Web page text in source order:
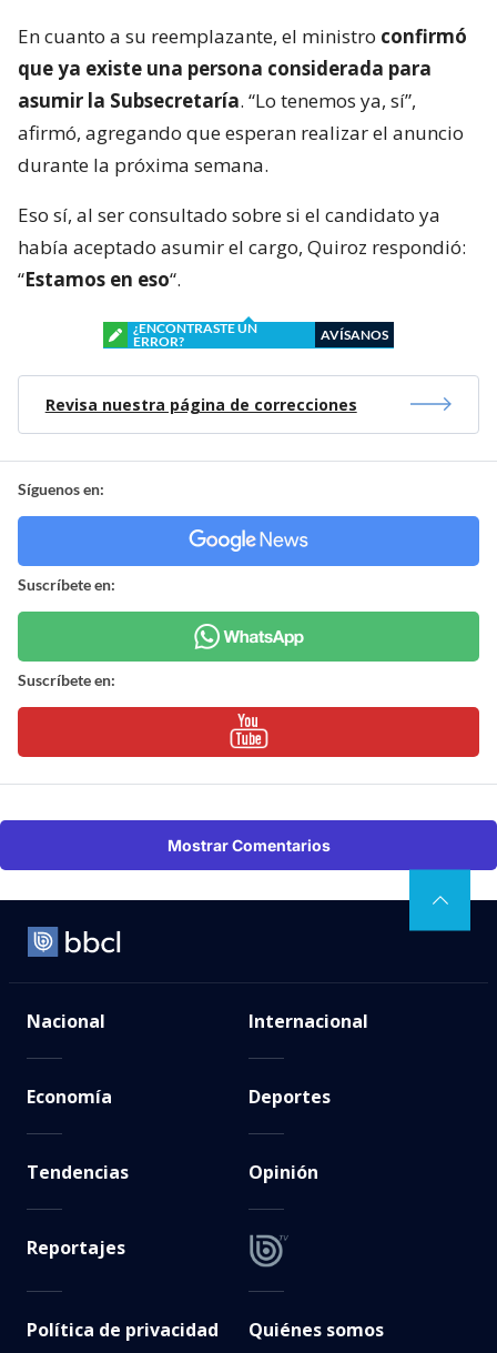
En cuanto a su reemplazante, el ministro confirmó
que ya existe una persona considerada para
asumir la Subsecretaría. “Lo tenemos ya, sí”,
afirmó, agregando que esperan realizar el anuncio
durante la próxima semana.
Eso sí, al ser consultado sobre si el candidato ya
había aceptado asumir el cargo, Quiroz respondió:
“Estamos en eso“.
¿ENCONTRASTE UN
ERROR?
AVÍSANOS
Revisa nuestra página de correcciones
Síguenos en:
Suscríbete en:
Suscríbete en:
Mostrar Comentarios
Nacional Internacional
Economía Deportes
Tendencias Opinión
Reportajes
Política de privacidad Quiénes somos